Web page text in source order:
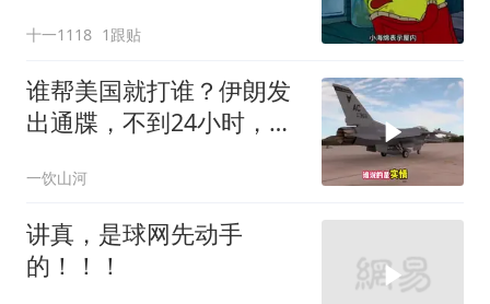
十一1118 1跟贴
谁帮美国就打谁？伊朗发
出通牒，不到24小时，特
一饮山河
讲真，是球网先动手
的！！！